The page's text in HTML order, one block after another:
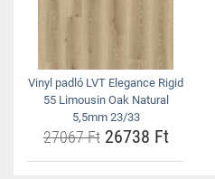
Vinyl padló LVT Elegance Rigid
55 Limousin Oak Natural
5,5mm 23/33
27067 Ft26738 Ft